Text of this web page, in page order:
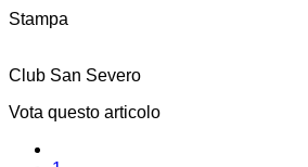
Stampa
Club San Severo
Vota questo articolo